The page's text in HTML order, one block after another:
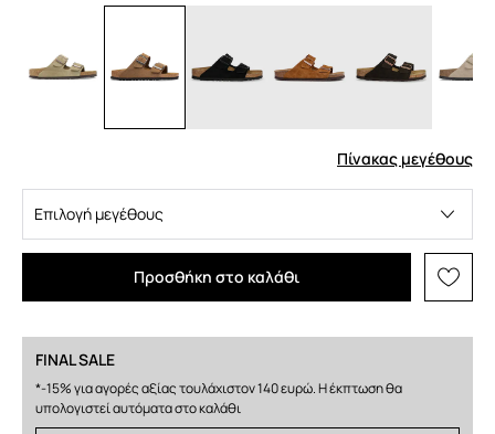
Πίνακας μεγέθους
Επιλογή μεγέθους
Προσθήκη στο καλάθι
FINAL SALE
*-15% για αγορές αξίας τουλάχιστον 140 ευρώ. Η έκπτωση θα
υπολογιστεί αυτόματα στο καλάθι